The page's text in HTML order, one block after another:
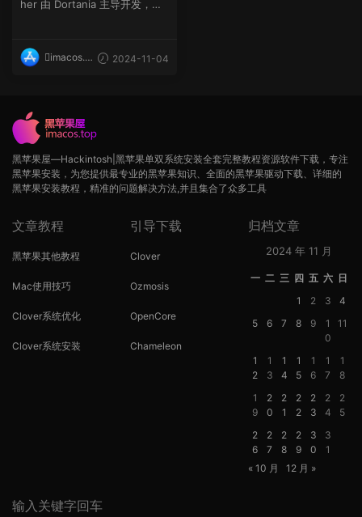
her 由 Dortania 主导开发，一
imacos.t
2024-11-04
黑苹果屋—Hackintosh|黑苹果单双系统安装全套完整教程资源软件下载，专注
黑苹果安装，为您提供最专业的黑苹果知识、全面的黑苹果驱动下载、详细的
黑苹果安装教程，精准的问题解决方法,并且集合了众多工具
文章教程
黑苹果其他教程
Mac使用技巧
Clover系统优化
Clover系统安装
引导下载
Clover
Ozmosis
OpenCore
Chameleon
归档文章
2024 年 11 月
一 二 三 四 五 六 日
1
2 3
4
5
6 7 8 9
1
0
11
1
2
1
3
1
4
1
5
1
6
1
7
1
8
1
9
2
0
2
1
2
2
2
3
2
4
2
5
2
6
2
7
2
8
2
9
3
0
3
1
« 10 月
12 月 »
输入关键字回车